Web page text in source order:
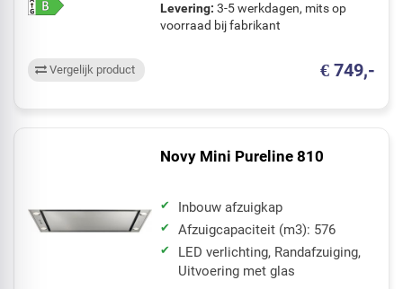
Levering: 3-5 werkdagen, mits op
voorraad bij fabrikant
€ 749,-
Vergelijk product
Novy Mini Pureline 810
Inbouw afzuigkap
Afzuigcapaciteit (m3): 576
LED verlichting, Randafzuiging,
Uitvoering met glas